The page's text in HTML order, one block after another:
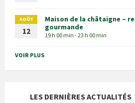
AOÛT
12
Maison de la châtaigne –
gourmande
19 h 00 min - 23 h 00 min
VOIR PLUS
LES DERNIÈRES ACTUALITÉS